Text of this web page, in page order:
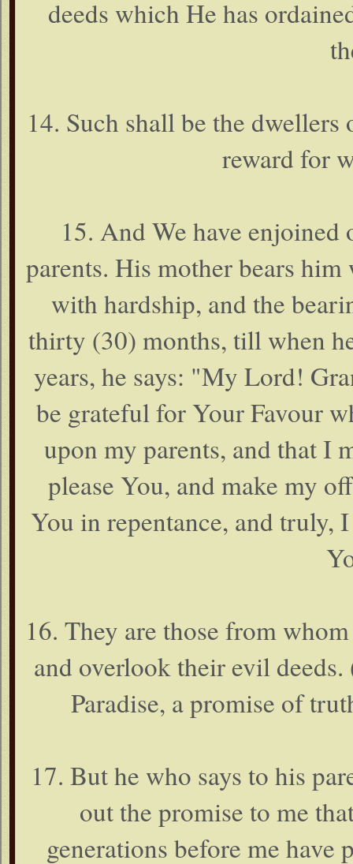
deeds which He has
14. Such shall be the
reward for
15. And We have
parents. His mother bears
with hardship, and the
thirty (30) months, till when
years, he says: "My Lord!
be grateful for Your Favour
upon my parents, and that I
please You, and make my
You in repentance, and truly,
16. They are those from
and overlook their evil
Paradise, a promise of
17. But he who says to his
out the promise to me
generations before me